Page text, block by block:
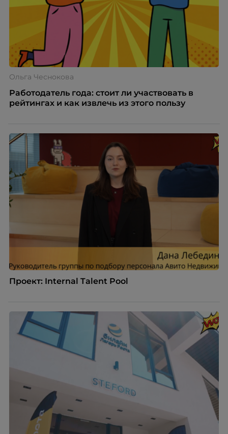
Ольга Чеснокова
Работодатель года: стоит ли участвовать в
рейтингах и как извлечь из этого пользу
Проект: Internal Talent Pool